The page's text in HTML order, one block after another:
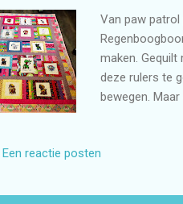
Van paw
maken.
deze rulers te
bewegen.
Een reactie posten